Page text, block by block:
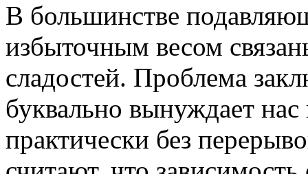
В большинстве
избыточным весом
сладостей. Проблема
буквально вынуждает нас
практически без